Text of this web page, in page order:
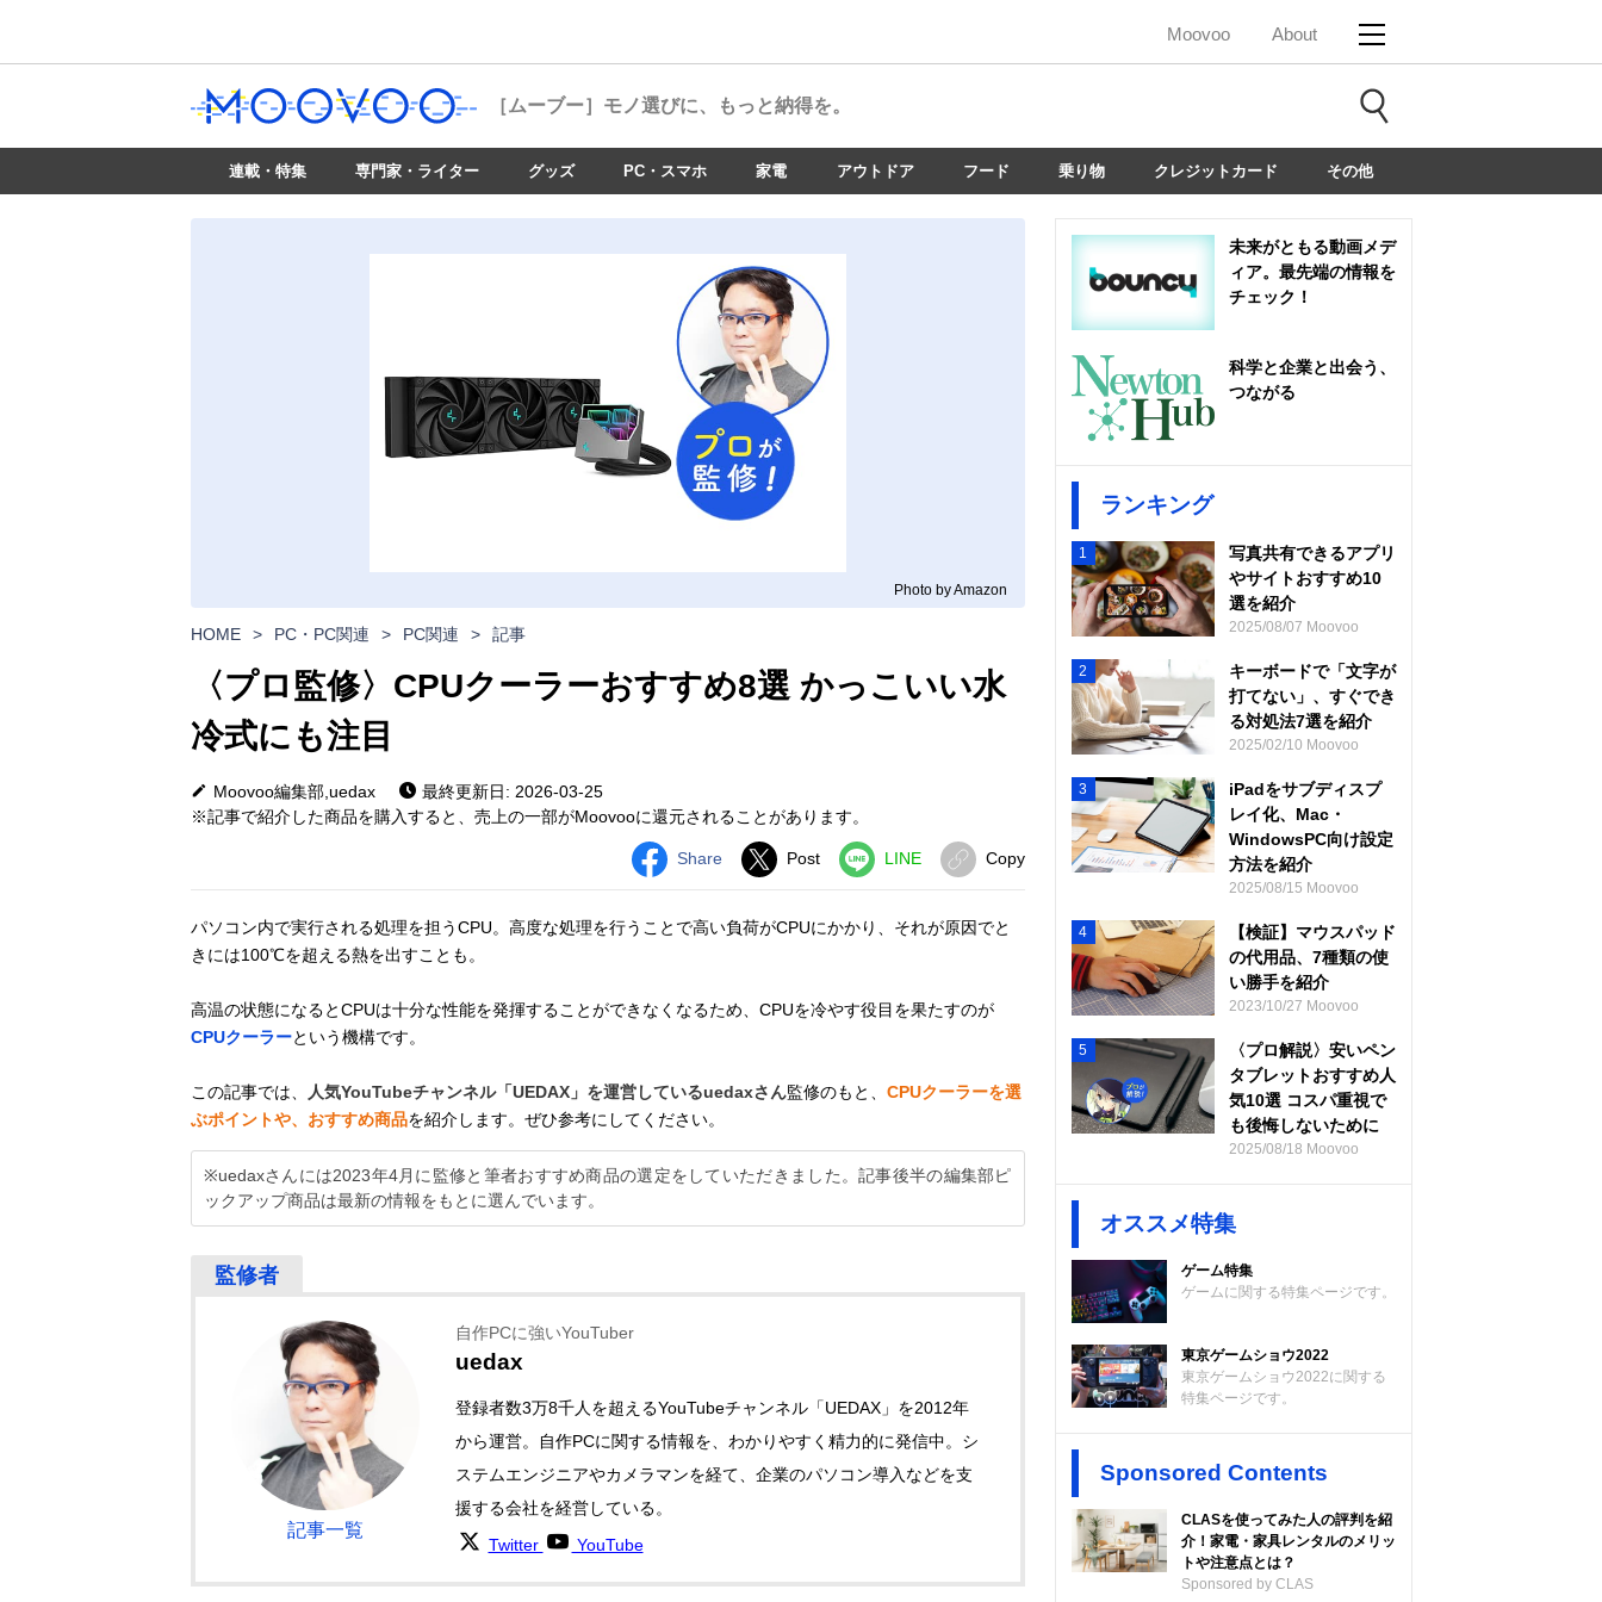
Moovoo About
［ムーブー］ モノ選びに、もっと納得を。
連載・特集 専門家・ライター グッズ PC・スマホ 家電 アウトドア フード 乗り物 クレジットカード その他
Photo by Amazon
HOME > PC・PC関連 > PC関連 > 記事
〈プロ監修〉CPUクーラーおすすめ8選 かっこいい水
冷式にも注目
Moovoo編集部,uedax
最終更新日: 2026-03-25
※記事で紹介した商品を購入すると、売上の一部がMoovooに還元されることがあります。
Share Post LINE Copy
パソコン内で実行される処理を担うCPU。高度な処理を行うことで高い負荷がCPUにかかり、それが原因でと
きには100℃を超える熱を出すことも。
高温の状態になるとCPUは十分な性能を発揮することができなくなるため、CPUを冷やす役目を果たすのが
CPUクーラーという機構です。
この記事では、 人気YouTubeチャンネル「UEDAX」を運営しているuedaxさん監修のもと、 CPUクーラーを選
ぶポイントや、おすすめ商品を紹介します。ぜひ参考にしてください。
※uedaxさんには2023年4月に監修と筆者おすすめ商品の選定をしていただきました。記事後半の編集部ピ
ックアップ商品は最新の情報をもとに選んでいます。
記事一覧
自作PCに強いYouTuber
uedax
登録者数3万8千人を超えるYouTubeチャンネル「UEDAX」を2012年
から運営。自作PCに関する情報を、わかりやすく精力的に発信中。シ
ステムエンジニアやカメラマンを経て、企業のパソコン導入などを支
援する会社を経営している。
Twitter
YouTube
未来がともる動画メデ
ィア。最先端の情報を
チェック！
科学と企業と出会う、
つながる
ランキング
1
写真共有できるアプリ
やサイトおすすめ10
選を紹介
2025/08/07 Moovoo
2
キーボードで「文字が
打てない」、すぐでき
る対処法7選を紹介
2025/02/10 Moovoo
3
iPadをサブディスプ
レイ化、Mac・
WindowsPC向け設定
方法を紹介
2025/08/15 Moovoo
4
【検証】マウスパッド
の代用品、7種類の使
い勝手を紹介
2023/10/27 Moovoo
5
〈プロ解説〉安いペン
タブレットおすすめ人
気10選 コスパ重視で
も後悔しないために
2025/08/18 Moovoo
オススメ特集
ゲーム特集
ゲームに関する特集ページです。
東京ゲームショウ2022
東京ゲームショウ2022に関する
特集ページです。
Sponsored Contents
CLASを使ってみた人の評判を紹
介！家電・家具レンタルのメリッ
トや注意点とは？
Sponsored by CLAS